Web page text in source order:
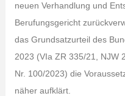
neuen Verhandlung und
Berufungsgericht
das Grundsatzurteil des
2023 (VIa ZR 335/21, NJW
Nr. 100/2023) die
näher aufklärt.